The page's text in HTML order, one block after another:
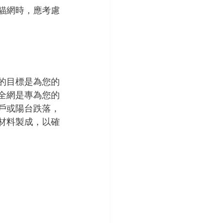
網時，應考慮
目標是為您的
網是專為您的
陽台跌落，
料製成，以確